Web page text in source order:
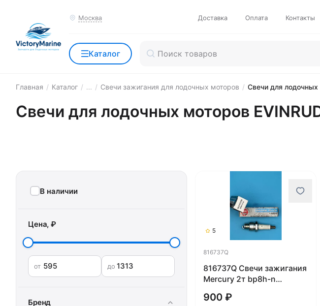
Москва Доставка Оплата Контакты
Каталог
Главная / Каталог / ... / Свечи зажигания для лодочных моторов / Свечи для лодочных
Свечи для лодочных моторов
В наличии
Цена, ₽
от до
Бренд
5
816737Q
816737Q Свечи зажигания
Mercury 2т bp8h-n
900 ₽